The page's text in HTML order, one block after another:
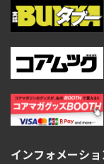
インフォメーショ